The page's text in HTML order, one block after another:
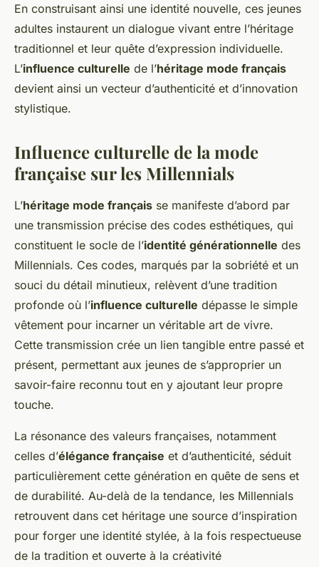
En construisant ainsi une identité nouvelle, ces jeunes
adultes instaurent un dialogue vivant entre l’héritage
traditionnel et leur quête d’expression individuelle.
L’influence culturelle de l’héritage mode français
devient ainsi un vecteur d’authenticité et d’innovation
stylistique.
Influence culturelle de la mode
française sur les Millennials
L’héritage mode français se manifeste d’abord par
une transmission précise des codes esthétiques, qui
constituent le socle de l’identité générationnelle des
Millennials. Ces codes, marqués par la sobriété et un
souci du détail minutieux, relèvent d’une tradition
profonde où l’influence culturelle dépasse le simple
vêtement pour incarner un véritable art de vivre.
Cette transmission crée un lien tangible entre passé et
présent, permettant aux jeunes de s’approprier un
savoir-faire reconnu tout en y ajoutant leur propre
touche.
La résonance des valeurs françaises, notamment
celles d’élégance française et d’authenticité, séduit
particulièrement cette génération en quête de sens et
de durabilité. Au-delà de la tendance, les Millennials
retrouvent dans cet héritage une source d’inspiration
pour forger une identité stylée, à la fois respectueuse
de la tradition et ouverte à la créativité